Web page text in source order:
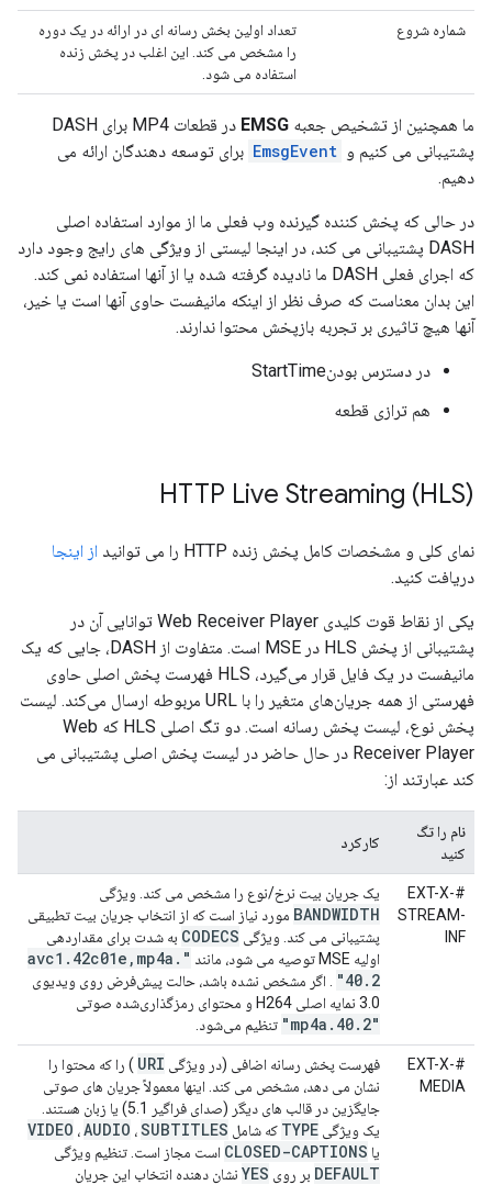
شماره شروع
تعداد اولین بخش رسانه ای در ارائه در یک دوره
را مشخص می کند. این اغلب در پخش زنده
استفاده می شود.
ما همچنین از تشخیص جعبه EMSG
در قطعات MP4 برای DASH
پشتیبانی می کنیم و EmsgEvent برای توسعه دهندگان ارائه می
دهیم.
در حالی که پخش کننده گیرنده وب فعلی ما از موارد استفاده اصلی
DASH پشتیبانی می کند، در اینجا لیستی از ویژگی های رایج وجود دارد
که اجرای فعلی DASH ما نادیده گرفته شده یا از آنها استفاده نمی کند.
این بدان معناست که صرف نظر از اینکه مانیفست حاوی آنها است یا خیر،
آنها هیچ تاثیری بر تجربه بازپخش محتوا ندارند.
در دسترس بودنStartTime
هم ترازی قطعه
HTTP Live Streaming (HLS)
نمای کلی و مشخصات کامل پخش زنده HTTP را می توانید
از اینجا
دریافت کنید.
یکی از نقاط قوت کلیدی Web Receiver Player توانایی آن در
پشتیبانی از پخش HLS در MSE است. متفاوت از DASH، جایی که یک
مانیفست در یک فایل قرار می‌گیرد، HLS فهرست پخش اصلی حاوی
فهرستی از همه جریان‌های متغیر را با URL مربوطه ارسال می‌کند. لیست
پخش نوع، لیست پخش رسانه است. دو تگ اصلی HLS که Web
Receiver Player در حال حاضر در لیست پخش اصلی پشتیبانی می
کند عبارتند از:
نام را تگ
کنید
کارکرد
#EXT-X-
STREAM-
INF
یک جریان بیت نرخ/نوع را مشخص می کند. ویژگی
BANDWIDTH مورد نیاز است که از انتخاب جریان بیت تطبیقی
​​پشتیبانی می کند. ویژگی CODECS به شدت برای مقداردهی
اولیه MSE توصیه می شود، مانند
"avc1
. 42c01e , mp4a .
40. 2"
. اگر مشخص نشده باشد، حالت پیش‌فرض روی ویدیوی
3.0 نمایه اصلی H264 و محتوای رمزگذاری‌شده صوتی
"mp4a
. 40. 2" تنظیم می‌شود.
#EXT-X-
MEDIA
فهرست پخش رسانه اضافی (در ویژگی URI ) را که محتوا را
نشان می دهد، مشخص می کند. اینها معمولاً جریان های صوتی
جایگزین در قالب های دیگر (صدای فراگیر 5.1) یا زبان هستند.
یک ویژگی TYPE که شامل VIDEO ،AUDIO ،SUBTITLES
یا CLOSED-CAPTIONS است مجاز است. تنظیم ویژگی
DEFAULT بر روی YES نشان دهنده انتخاب این جریان